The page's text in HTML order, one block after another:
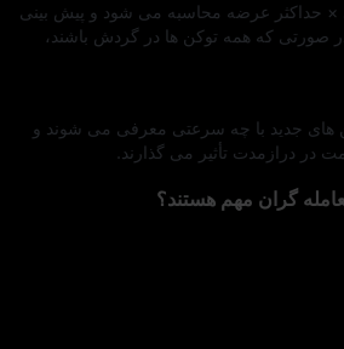
حداکثر عرضه محاسبه می‌ شود و پیش‌ بینی
صورتی که همه توکن‌ ها در گردش باشند،
های جدید با چه سرعتی معرفی می‌ شوند و
در درازمدت تأثیر می‌ گذارند.
گران مهم هستند؟